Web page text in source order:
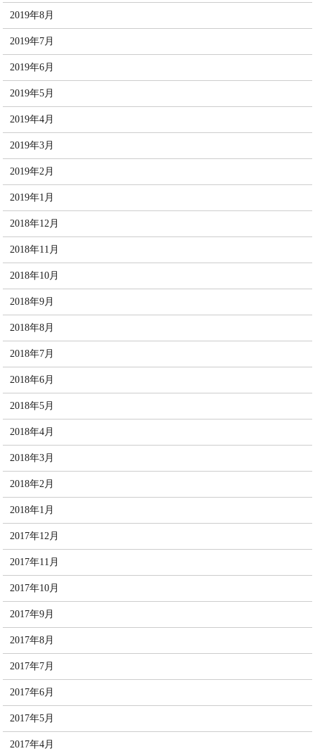
2019年8月
2019年7月
2019年6月
2019年5月
2019年4月
2019年3月
2019年2月
2019年1月
2018年12月
2018年11月
2018年10月
2018年9月
2018年8月
2018年7月
2018年6月
2018年5月
2018年4月
2018年3月
2018年2月
2018年1月
2017年12月
2017年11月
2017年10月
2017年9月
2017年8月
2017年7月
2017年6月
2017年5月
2017年4月